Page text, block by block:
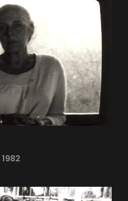
1982